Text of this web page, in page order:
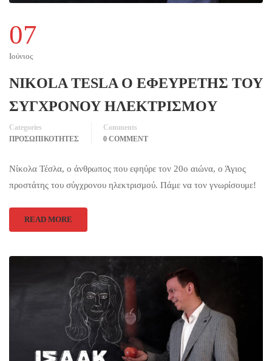
07
Ιούνιος
NIKOLA TESLA Ο ΕΦΕΥΡΕΤΗΣ ΤΟΥ
ΣYΓΧΡΟΝΟΥ ΗΛΕΚΤΡΙΣΜΟY
Categories
ΠΡΟΣΩΠΙΚΟΤΗΤΕΣ
Comments
0 COMMENT
Νίκολα Τέσλα, ο άνθρωπος που εφηύρε τον 20ο αιώνα, ο Άγιος
προστάτης του σύγχρονου ηλεκτρισμού. Πάμε να τον γνωρίσουμε!
READ MORE